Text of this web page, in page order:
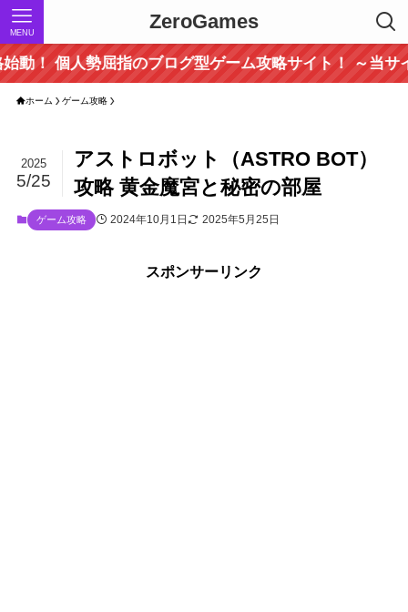
ZeroGames
MENU
ブログ型ゲーム攻略サイト！ ～当サイトでしか取り
ホーム ゲーム攻略
アストロボット（ASTRO BOT）
攻略 黄金魔宮と秘密の部屋
2025
5/25
ゲーム攻略 2024年10月1日 2025年5月25日
スポンサーリンク